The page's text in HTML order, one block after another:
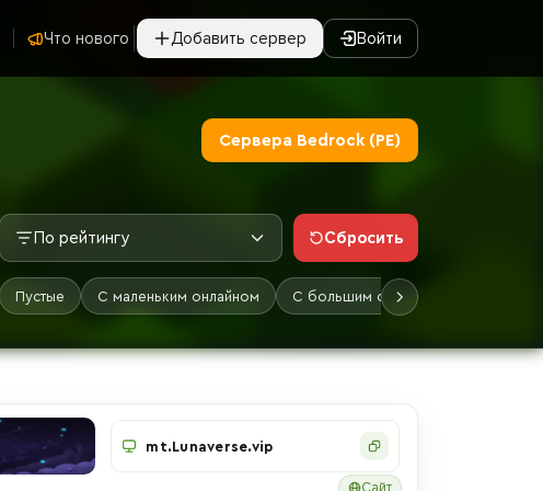
Что нового Добавить сервер Войти
Сервера Bedrock (PE)
По рейтингу Сбросить
Пустые С маленьким онлайном С большим онлайном
mt.Lunaverse.vip
Сайт